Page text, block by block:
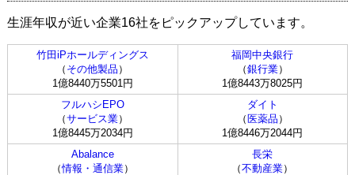
生涯年収が近い企業16社をピックアップしています。
竹田iPホールディングス
（ その他製品 ）
1億8440万5501円
福岡中央銀行
（銀行業）
1億8443万8025円
フルハシEPO
（サービス業）
1億8445万2034円
ダイト
（ 医薬品 ）
1億8446万2044円
Abalance
（情報・通信業）
長栄
（不動産業）